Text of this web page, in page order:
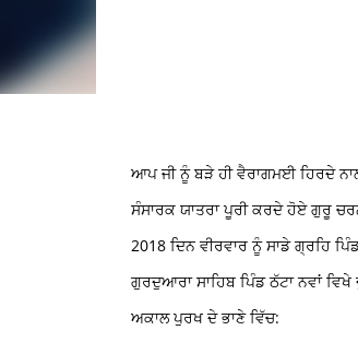
ਆਪ ਜੀ ਨੂੰ ਬੜੇ ਹੀ ਵੈਰਾਗਮਈ ਹਿਰਦੇ
ਸੰਸਾਰਕ ਯਾਤਰਾ ਪੂਰੀ ਕਰਦੇ ਹੋਏ ਗੁਰੂ
2018 ਦਿਨ ਵੀਰਵਾਰ ਨੂੰ ਸਾਡੇ ਗ੍ਰਹਿ
ਗੁਰਦੁਆਰਾ ਸਾਹਿਬ ਪਿੰਡ ਠੱਟਾ ਨਵਾਂ
ਅਕਾਲ ਪੁਰਖ ਦੇ ਭਾਣੇ ਵਿੱਚ: